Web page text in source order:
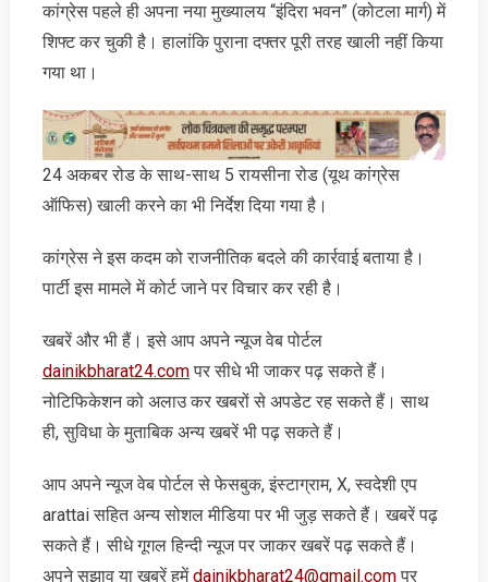
कांग्रेस पहले ही अपना नया मुख्यालय “इंदिरा भवन” (कोटला मार्ग) में
शिफ्ट कर चुकी है। हालांकि पुराना दफ्तर पूरी तरह खाली नहीं किया
गया था।
24 अकबर रोड के साथ-साथ 5 रायसीना रोड (यूथ कांग्रेस
ऑफिस) खाली करने का भी निर्देश दिया गया है।
कांग्रेस ने इस कदम को राजनीतिक बदले की कार्रवाई बताया है।
पार्टी इस मामले में कोर्ट जाने पर विचार कर रही है।
खबरें और भी हैं। इसे आप अपने न्‍यूज वेब पोर्टल
dainikbharat24.comपर सीधे भी जाकर पढ़ सकते हैं।
नोटिफिकेशन को अलाउ कर खबरों से अपडेट रह सकते हैं। साथ
ही, सुविधा के मुताबिक अन्‍य खबरें भी पढ़ सकते हैं।
आप अपने न्‍यूज वेब पोर्टल से फेसबुक, इंस्‍टाग्राम, X, स्‍वदेशी एप
arattai सहित अन्‍य सोशल मीडिया पर भी जुड़ सकते हैं। खबरें पढ़
सकते हैं। सीधे गूगल हिन्‍दी न्‍यूज पर जाकर खबरें पढ़ सकते हैं।
अपने सुझाव या खबरें हमेंdainikbharat24@gmail.comपर